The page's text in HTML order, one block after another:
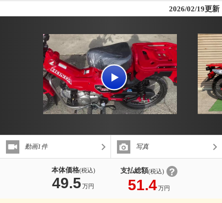
2026/02/19更新
動画1件 写真
本体価格(税込)
49.5 万円
支払総額(税込)
51.4万円